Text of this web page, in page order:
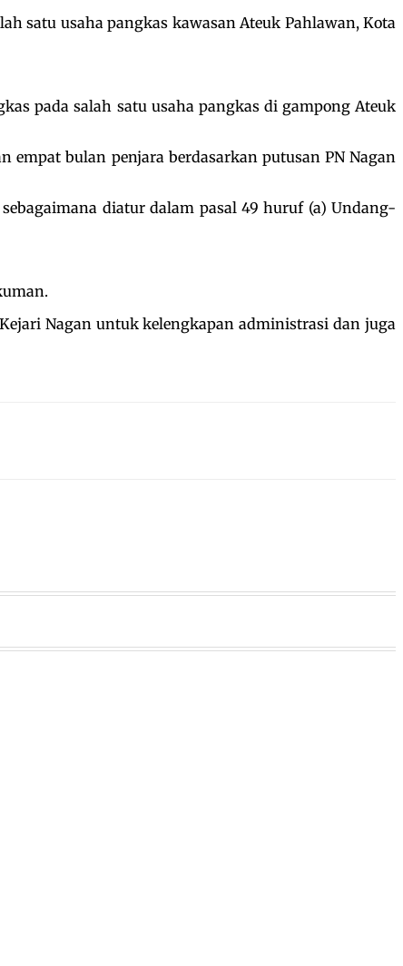
satu usaha pangkas kawasan Ateuk Pahlawan, Kota
pada salah satu usaha pangkas di gampong Ateuk
empat bulan penjara berdasarkan putusan PN Nagan
diatur dalam pasal 49 huruf (a) Undang-
Nagan untuk kelengkapan administrasi dan juga